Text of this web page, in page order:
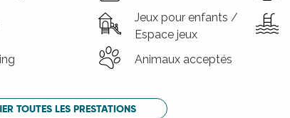
Jeux pour enfants /
Espace jeux
Animaux acceptés
TOUTES LES PRESTATIONS